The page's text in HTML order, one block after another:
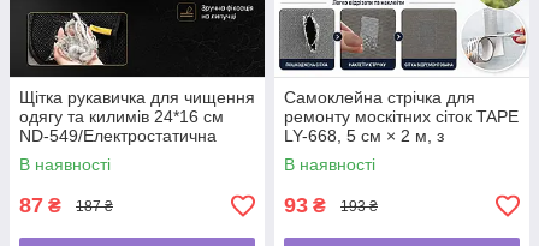
Щітка рукавичка для чищення
одягу та килимів 24*16 см
ND-549/Електростатична
рукавичка від шерсті
В наявності
87 ₴ 187 ₴
Самоклейна стрічка для
ремонту москітних сіток TAPE
LY-668, 5 см × 2 м, з
фібергласу
В наявності
93 ₴ 193 ₴